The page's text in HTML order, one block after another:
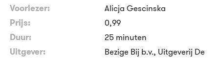
Voorlezer:
Alicja Gescinska
Prijs:
0,99
Duur:
25 minuten
Uitgever:
Bezige Bij b.v., Uitgeverij De